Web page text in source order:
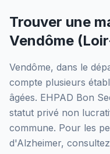
Trouver une
Vendôme (
Vendôme, dans le
compte plusieurs
âgées. EHPAD Bon
statut privé non
commune. Pour les
d'Alzheimer,